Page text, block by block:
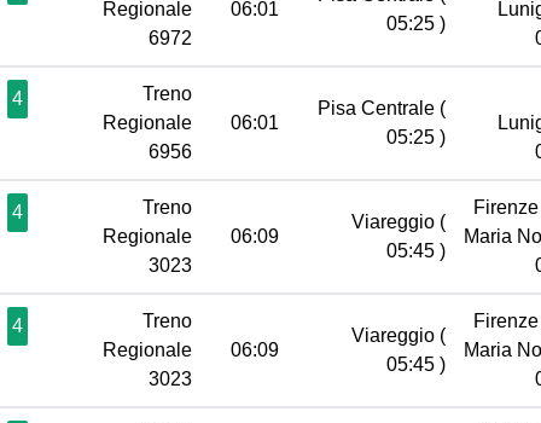
Regionale
6972
06:01
05:25 )
4
Treno
Regionale
6956
06:01
Pisa Centrale (
05:25 )
4
Treno
Regionale
3023
06:09
Viareggio (
05:45 )
Maria
4
Treno
Regionale
3023
06:09
Viareggio (
05:45 )
Maria